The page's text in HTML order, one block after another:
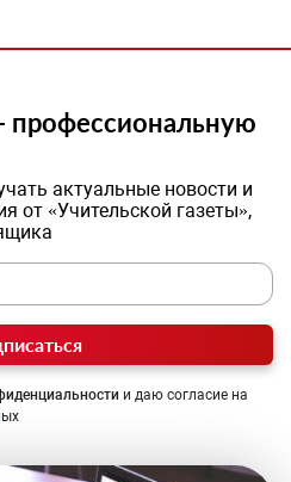
профессиональную
актуальные новости и
от «Учительской газеты»,
и даю согласие на